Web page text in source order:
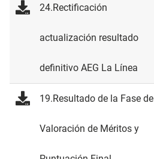
24.Rectificación
actualización resultado
definitivo AEG La Línea
19.Resultado de la Fase de
Valoración de Méritos y